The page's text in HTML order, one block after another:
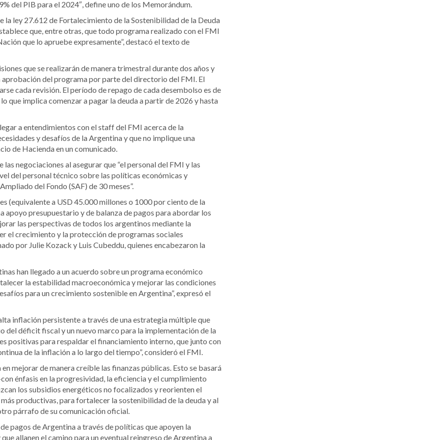
del PIB para el 2024″, define uno de los Memorándum.
la ley 27.612 de Fortalecimiento de la Sostenibilidad de la Deuda
que, entre otras, que todo programa realizado con el FMI
que lo apruebe expresamente”, destacó el texto de
que se realizarán de manera trimestral durante dos años y
del programa por parte del directorio del FMI. El
cada revisión. El período de repago de cada desembolso es de
que implica comenzar a pagar la deuda a partir de 2026 y hasta
a entendimientos con el staff del FMI acerca de la
y desafíos de la Argentina y que no implique una
de Hacienda en un comunicado.
negociaciones al asegurar que “el personal del FMI y las
del personal técnico sobre las políticas económicas y
del Fondo (SAF) de 30 meses”.
(equivalente a USD 45.000 millones o 1000 por ciento de la
presupuestario y de balanza de pagos para abordar los
las perspectivas de todos los argentinos mediante la
el crecimiento y la protección de programas sociales
por Julie Kozack y Luis Cubeddu, quienes encabezaron la
han llegado a un acuerdo sobre un programa económico
la estabilidad macroeconómica y mejorar las condiciones
para un crecimiento sostenible en Argentina”, expresó el
inflación persistente a través de una estrategia múltiple que
déficit fiscal y un nuevo marco para la implementación de la
positivas para respaldar el financiamiento interno, que junto con
de la inflación a lo largo del tiempo”, consideró el FMI.
mejorar de manera creíble las finanzas públicas. Esto se basará
énfasis en la progresividad, la eficiencia y el cumplimiento
los subsidios energéticos no focalizados y reorienten el
productivas, para fortalecer la sostenibilidad de la deuda y al
párrafo de su comunicación oficial.
pagos de Argentina a través de políticas que apoyen la
allanen el camino para un eventual reingreso de Argentina a